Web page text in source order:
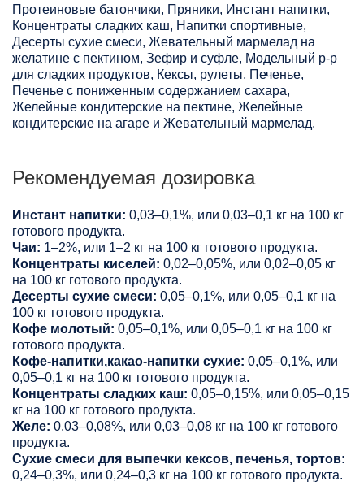
Протеиновые батончики, Пряники, Инстант напитки,
Концентраты сладких каш, Напитки спортивные,
Десерты сухие смеси, Жевательный мармелад на
желатине с пектином, Зефир и суфле, Модельный р-р
для сладких продуктов, Кексы, рулеты, Печенье,
Печенье с пониженным содержанием сахара,
Желейные кондитерские на пектине, Желейные
кондитерские на агаре и Жевательный мармелад.
Рекомендуемая дозировка
Инстант напитки: 0,03–0,1%, или 0,03–0,1 кг на 100 кг
готового продукта.
Чаи: 1–2%, или 1–2 кг на 100 кг готового продукта.
Концентраты киселей: 0,02–0,05%, или 0,02–0,05 кг
на 100 кг готового продукта.
Десерты сухие смеси: 0,05–0,1%, или 0,05–0,1 кг на
100 кг готового продукта.
Кофе молотый: 0,05–0,1%, или 0,05–0,1 кг на 100 кг
готового продукта.
Кофе-напитки,какао-напитки сухие: 0,05–0,1%, или
0,05–0,1 кг на 100 кг готового продукта.
Концентраты сладких каш: 0,05–0,15%, или 0,05–0,15
кг на 100 кг готового продукта.
Желе: 0,03–0,08%, или 0,03–0,08 кг на 100 кг готового
продукта.
Сухие смеси для выпечки кексов, печенья, тортов:
0,24–0,3%, или 0,24–0,3 кг на 100 кг готового продукта.